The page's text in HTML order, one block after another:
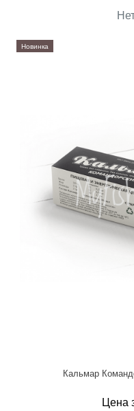
Новинка
Кальмар
Цена